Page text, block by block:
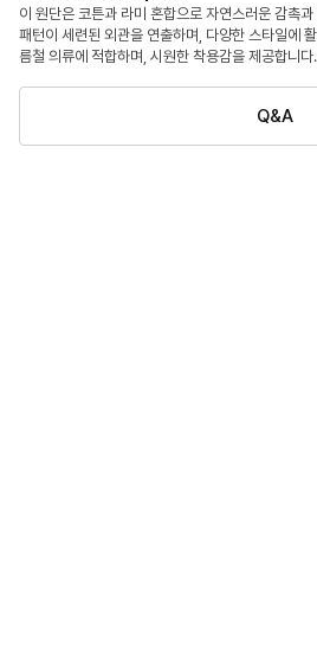
이 원단은 코튼과 라미 혼합으로 자연스러운 감촉
패턴이 세련된 외관을 연출하며, 다양한 스타일에
름철 의류에 적합하며, 시원한 착용감을 제공합니다.
Q&A